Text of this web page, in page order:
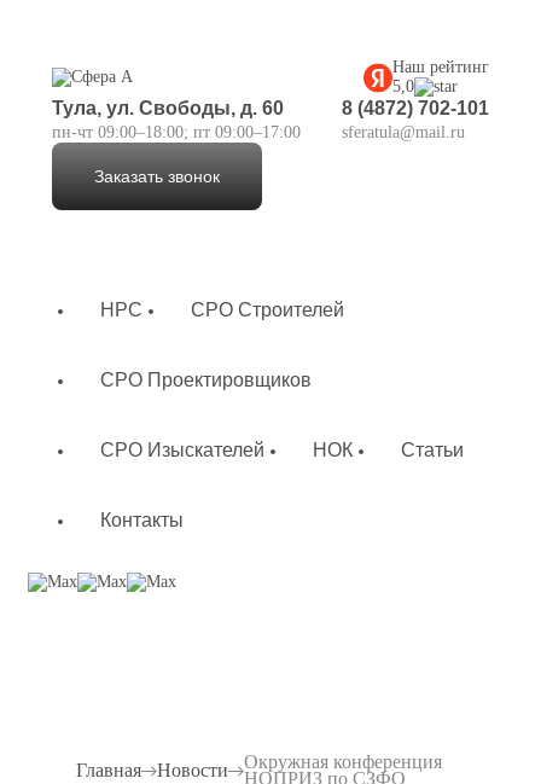
Наш рейтинг
5,0
Тула, ул. Свободы, д. 60
пн-чт 09:00–18:00; пт 09:00–17:00
8 (4872) 702-101
sferatula@mail.ru
Заказать звонок
НРС СРО Строителей
СРО Проектировщиков
СРО Изыскателей НОК Статьи
Контакты
Главная Новости
Окружная конференция
НОПРИЗ по СЗФО